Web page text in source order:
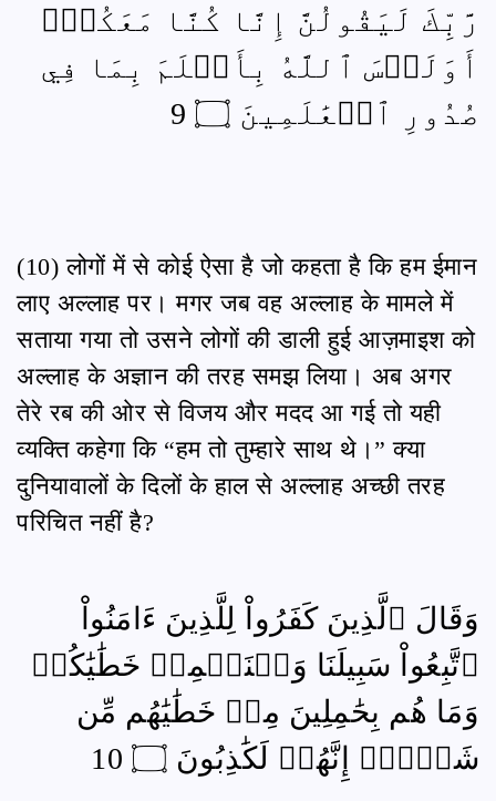
رَّبِّكَ لَيَقُولُنَّ إِنَّا كُنَّا مَعَكُمۡۚ
أَوَلَيۡسَ ٱللَّهُ بِأَعۡلَمَ بِمَا فِي
صُدُورِ ٱلۡعَٰلَمِينَ ۝ 9
(10) लोगों में से कोई ऐसा है जो कहता है कि हम ईमान
लाए अल्लाह पर। मगर जब वह अल्लाह के मामले में
सताया गया तो उसने लोगों की डाली हुई आज़माइश को
अल्लाह के अज्ञान की तरह समझ लिया। अब अगर
तेरे रब की ओर से विजय और मदद आ गई तो यही
व्यक्ति कहेगा कि “हम तो तुम्हारे साथ थे।” क्या
दुनियावालों के दिलों के हाल से अल्लाह अच्छी तरह
परिचित नहीं है?
وَقَالَ ٱلَّذِينَ كَفَرُواْ لِلَّذِينَ ءَامَنُواْ
ٱتَّبِعُواْ سَبِيلَنَا وَلۡنَحۡمِلۡ خَطَٰيَٰكُمۡ
وَمَا هُم بِحَٰمِلِينَ مِنۡ خَطَٰيَٰهُم مِّن
شَيۡءٍۖ إِنَّهُمۡ لَكَٰذِبُونَ ۝ 10